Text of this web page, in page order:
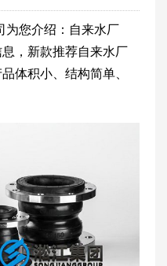
为您介绍：自来水厂
，新款推荐自来水厂
体积小、结构简单、